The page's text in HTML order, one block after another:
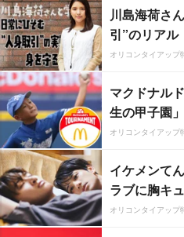
川島海荷さ
引”のリアル
オリコンタイアップ
マクドナル
生の甲子園」
オリコンタイアップ
イケメンて
ラブに胸キ
オリコンタイアップ